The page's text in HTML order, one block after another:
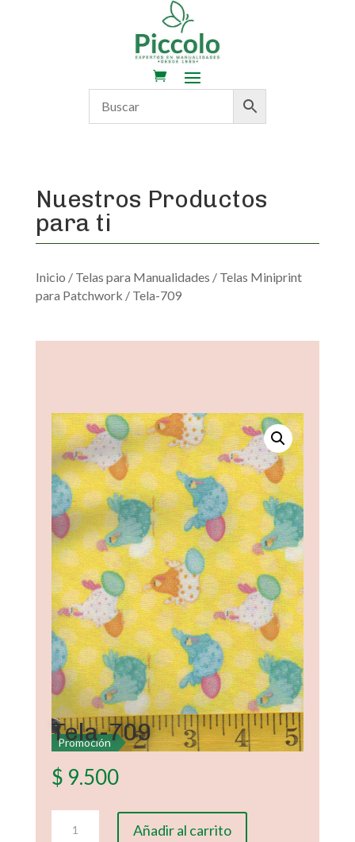
Nuestros Productos
para ti
Inicio / Telas para Manualidades / Telas Miniprint
para Patchwork / Tela-709
Promoción
Tela-709
$ 9.500
Añadir al carrito